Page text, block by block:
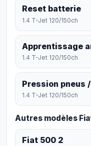
Reset batterie
1.4 T-Jet 120/150ch
Apprentissage
1.4 T-Jet 120/150ch
Pression pneus
1.4 T-Jet 120/150ch
Autres modèles
Fiat 500 2